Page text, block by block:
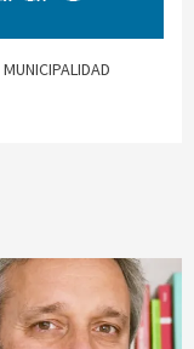
MUNICIPALIDAD